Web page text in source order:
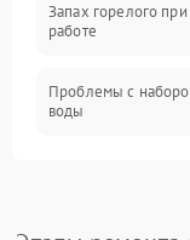
Запах горелого при
работе
Проблемы с
воды